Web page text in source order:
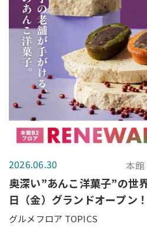
2026.06.30 本
奥深い”あんこ洋菓子”の世
日（金）グランドオープン！
グルメフロア TOPICS